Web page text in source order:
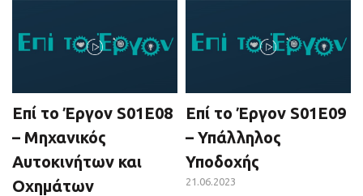
Επί το Έργον S01E08
– Μηχανικός
Αυτοκινήτων και
Οχημάτων
Επί το Έργον S01E09
– Υπάλληλος
Υποδοχής
21.06.2023